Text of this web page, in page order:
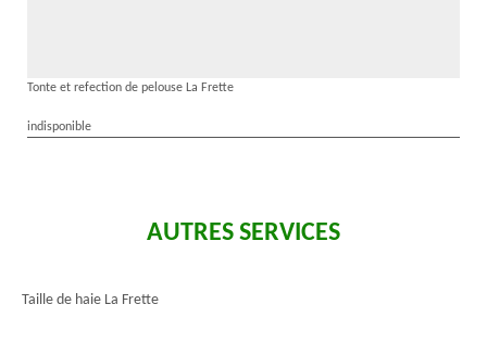
Tonte et refection de pelouse La Frette
indisponible
AUTRES SERVICES
Taille de haie La Frette